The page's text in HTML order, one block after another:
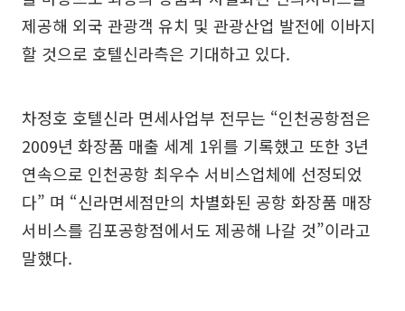
제공해 외국 관광객 유치 및 관광산업 발전에 이바지
할 것으로 호텔신라측은 기대하고 있다.
차정호 호텔신라 면세사업부 전무는 “인천공항점은
2009년 화장품 매출 세계 1위를 기록했고 또한 3년
연속으로 인천공항 최우수 서비스업체에 선정되었
다” 며 “신라면세점만의 차별화된 공항 화장품 매장
서비스를 김포공항점에서도 제공해 나갈 것”이라고
말했다.